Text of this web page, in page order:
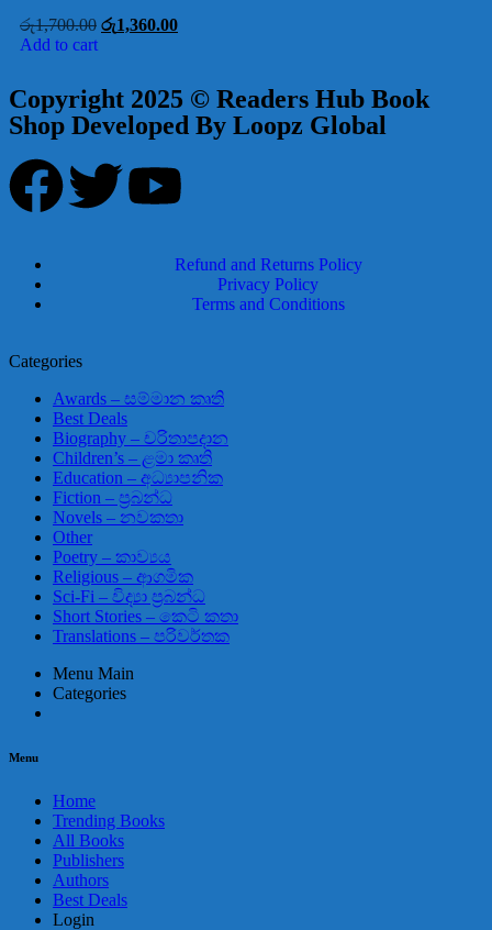
රු1,700.00 රු1,360.00
Add to cart
Copyright 2025 © Readers Hub Book
Shop Developed By Loopz Global
Refund and Returns Policy
Privacy Policy
Terms and Conditions
Categories
Awards – සම්මාන කෘති
Best Deals
Biography – චරිතාපදාන
Children’s – ළමා කෘති
Education – අධ්‍යාපනික
Fiction – ප්‍රබන්ධ
Novels – නවකතා
Other
Poetry – කාව්‍යය
Religious – ආගමික
Sci-Fi – විද්‍යා ප්‍රබන්ධ
Short Stories – කෙටි කතා
Translations – පරිවර්තක
Menu Main
Categories
Menu
Home
Trending Books
All Books
Publishers
Authors
Best Deals
Login